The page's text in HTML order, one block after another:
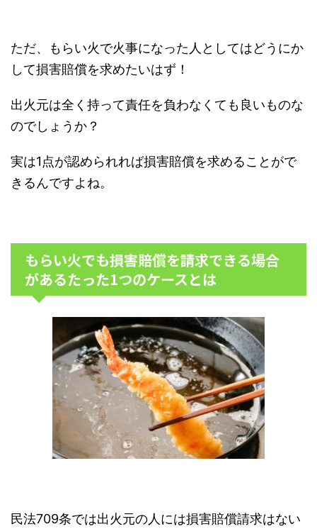
ただ、もらい火で火事になった人としてはどうにか
して損害賠償を求めたいはず！
出火元は全く持って責任を負わなくても良いものな
のでしょうか？
実は1点が認められれば損害賠償を求めることがで
きるんですよね。
もらい火でも損害賠償を請求できる場合
があるたった1つのケースとは
民法709条では出火元の人には損害賠償請求はない